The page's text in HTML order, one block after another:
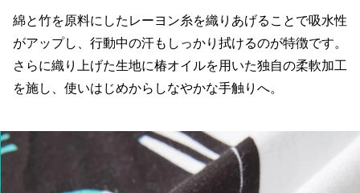
綿と竹を原料にしたレーヨン糸を織りあげることで吸水性
がアップし、行動中の汗もしっかり拭けるのが特徴です。
さらに織り上げた生地に椿オイルを用いた独自の柔軟加工
を施し、使いはじめからしなやかな手触りへ。